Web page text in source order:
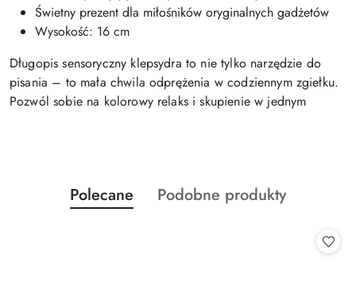
Świetny prezent dla miłośników oryginalnych gadżetów
Wysokość: 16 cm
Długopis sensoryczny klepsydra to nie tylko narzędzie do
pisania – to mała chwila odprężenia w codziennym zgiełku.
Pozwól sobie na kolorowy relaks i skupienie w jednym
Pomiń karuzelę produktów
Produkty
o
Polecane
Produkty
Podobne produkty